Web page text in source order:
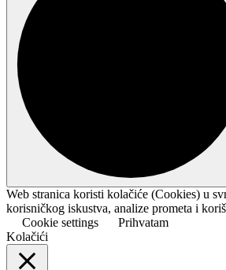
Web stranica koristi kolačiće (Cookies) u
korisničkog iskustva, analize prometa i
Cookie settings
Prihvatam
Kolačići